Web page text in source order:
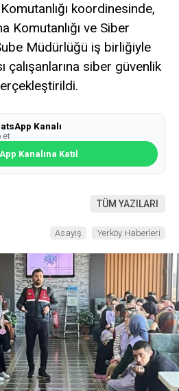
koordinesinde,
Komutanlığı ve Siber
Müdürlüğü iş birliğiyle
çalışanlarına siber güvenlik
Kanalı
et
Kanalına Katıl
TÜM YAZILARI
Asayiş Yerköy Haberleri